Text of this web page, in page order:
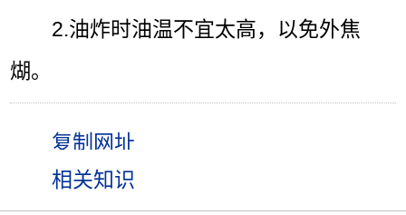
2.油炸时油温不宜太高，以免外焦
煳。
相关知识